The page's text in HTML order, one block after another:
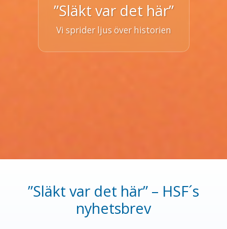
”Släkt var det här”
Vi sprider ljus över historien
”Släkt var det här” – HSF´s
nyhetsbrev